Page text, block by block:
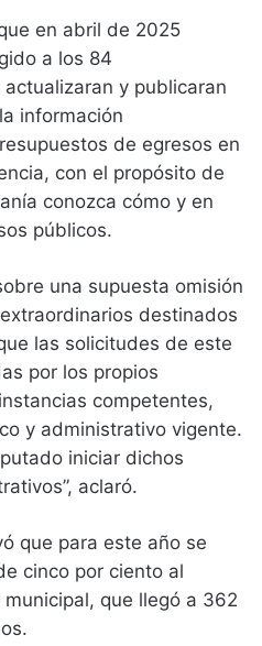
en abril de 2025
a los 84
y publicaran
información
de egresos en
con el propósito de
conozca cómo y en
públicos.
una supuesta omisión
destinados
las solicitudes de este
por los propios
competentes,
y administrativo vigente.
iniciar dichos
aclaró.
que para este año se
cinco por ciento al
que llegó a 362